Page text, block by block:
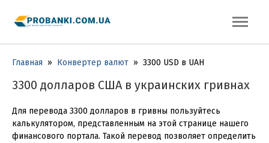
Главная » Конвертер валют » 3300 USD в UAH
3300 долларов США в украинских гривнах
Для перевода 3300 долларов в гривны пользуйтесь
калькулятором, представленным на этой странице нашего
финансового портала. Такой перевод позволяет определить